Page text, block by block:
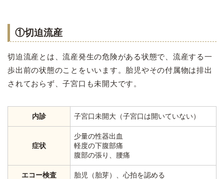
①切迫流産
切迫流産とは、流産発生の危険がある状態で、流産する一
歩出前の状態のことをいいます。胎児やその付属物は排出
されておらず、子宮口も未開大です。
内診 子宮口未開大（子宮口は開いていない）
症状
少量の性器出血
軽度の下腹部痛
腹部の張り、腰痛
エコー検査 胎児（胎芽）、心拍を認める